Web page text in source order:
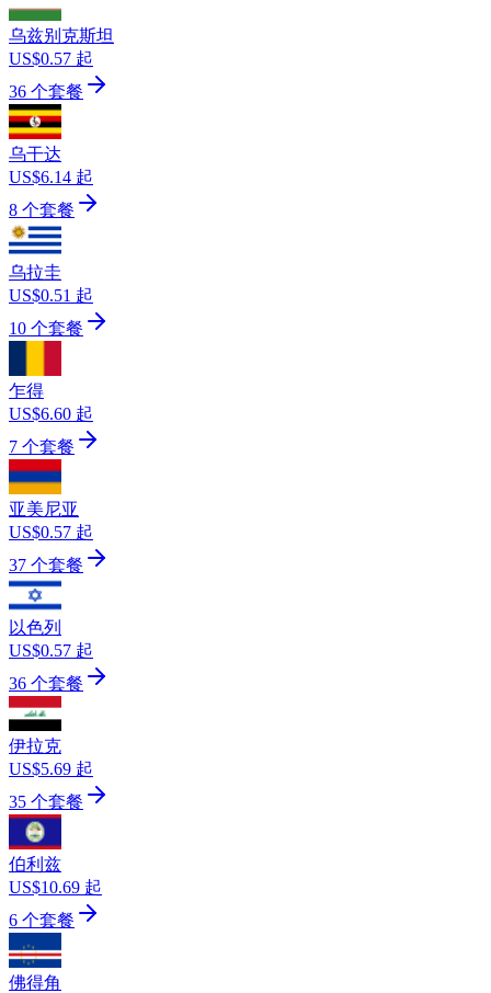
乌兹别克斯坦
US$0.57 起
36 个套餐
乌干达
US$6.14 起
8 个套餐
乌拉圭
US$0.51 起
10 个套餐
乍得
US$6.60 起
7 个套餐
亚美尼亚
US$0.57 起
37 个套餐
以色列
US$0.57 起
36 个套餐
伊拉克
US$5.69 起
35 个套餐
伯利兹
US$10.69 起
6 个套餐
佛得角